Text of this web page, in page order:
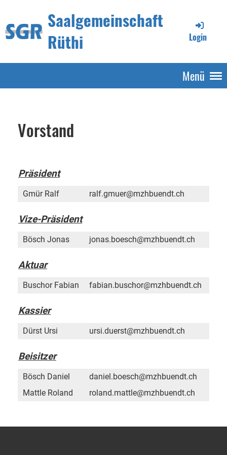
Saalgemeinschaft
Rüthi
Login
Menü
Vorstand
Präsident
Gmür Ralf ralf.gmuer@mzhbuendt.ch
Vize-Präsident
Bösch Jonas jonas.boesch@mzhbuendt.ch
Aktuar
Buschor Fabian fabian.buschor@mzhbuendt.ch
Kassier
Dürst Ursi ursi.duerst@mzhbuendt.ch
Beisitzer
Bösch Daniel
daniel.boesch@mzhbuendt.ch
Mattle Roland
roland.mattle@mzhbuendt.ch